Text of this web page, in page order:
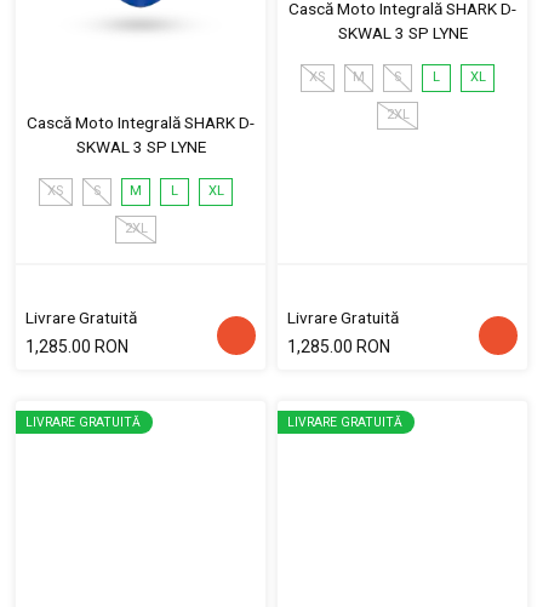
Cască Moto Integrală SHARK D-
SKWAL 3 SP LYNE
XS S M L XL
2XL
Livrare Gratuită
1,285.00 RON
Cască Moto Integrală SHARK D-
SKWAL 3 SP LYNE
XS M S L XL
2XL
Livrare Gratuită
1,285.00 RON
LIVRARE GRATUITĂ LIVRARE GRATUITĂ